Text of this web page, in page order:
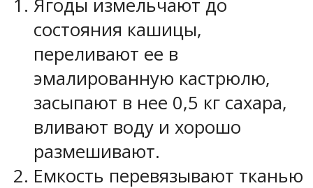
Ягоды измельчают до
состояния кашицы,
переливают ее в
эмалированную кастрюлю,
засыпают в нее 0,5 кг сахара,
вливают воду и хорошо
размешивают.
Емкость перевязывают тканью